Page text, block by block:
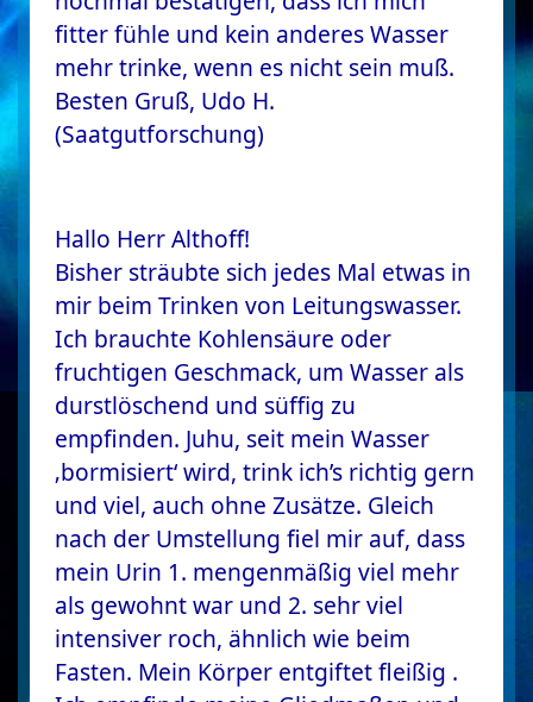
fitter fühle und kein anderes Wasser
mehr trinke, wenn es nicht sein muß.
Besten Gruß, Udo H.
(Saatgutforschung)
Hallo Herr Althoff!
Bisher sträubte sich jedes Mal etwas in
mir beim Trinken von Leitungswasser.
Ich brauchte Kohlensäure oder
fruchtigen Geschmack, um Wasser als
durstlöschend und süffig zu
empfinden. Juhu, seit mein Wasser
‚bormisiert‘ wird, trink ich’s richtig gern
und viel, auch ohne Zusätze. Gleich
nach der Umstellung fiel mir auf, dass
mein Urin 1. mengenmäßig viel mehr
als gewohnt war und 2. sehr viel
intensiver roch, ähnlich wie beim
Fasten. Mein Körper entgiftet fleißig .